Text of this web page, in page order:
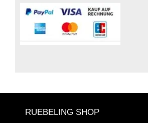
RUEBELING SHOP